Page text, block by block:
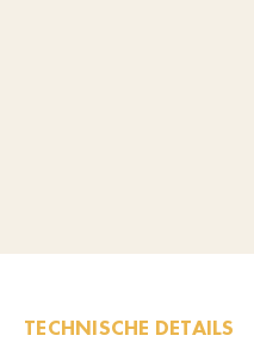
TECHNISCHE DETAILS